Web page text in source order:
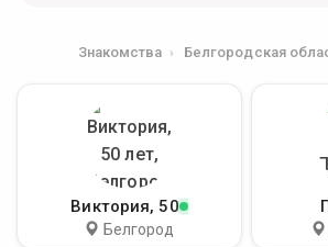
Знакомства Белгородская
Виктория, 50
Белгород